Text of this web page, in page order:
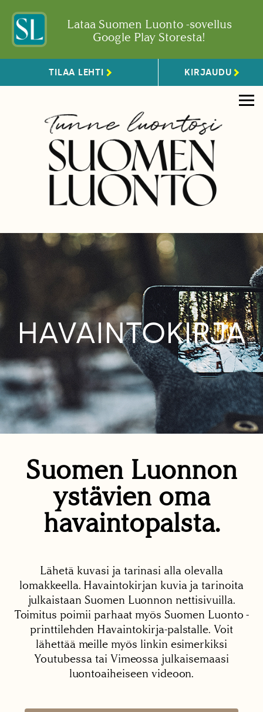
Lataa Suomen Luonto -sovellus
Google Play Storesta!
TILAA LEHTI KIRJAUDU
HAVAINTOKIRJA
Suomen Luonnon
ystävien oma
havaintopalsta.
Lähetä kuvasi ja tarinasi alla olevalla
lomakkeella. Havaintokirjan kuvia ja tarinoita
julkaistaan Suomen Luonnon nettisivuilla.
Toimitus poimii parhaat myös Suomen Luonto -
printtilehden Havaintokirja-palstalle. Voit
lähettää meille myös linkin esimerkiksi
Youtubessa tai Vimeossa julkaisemaasi
luontoaiheiseen videoon.